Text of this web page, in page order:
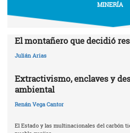
MINERÍA
El montañero que decidió
Julián Arias
Extractivismo, enclaves y
ambiental
Renán Vega Cantor
El Estado y las multinacionales del carbón